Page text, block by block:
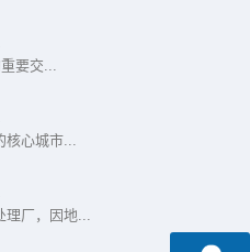
要交...
心城市...
理厂，因地...